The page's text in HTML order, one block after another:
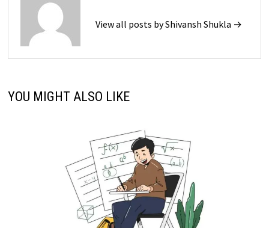
View all posts by Shivansh Shukla →
YOU MIGHT ALSO LIKE